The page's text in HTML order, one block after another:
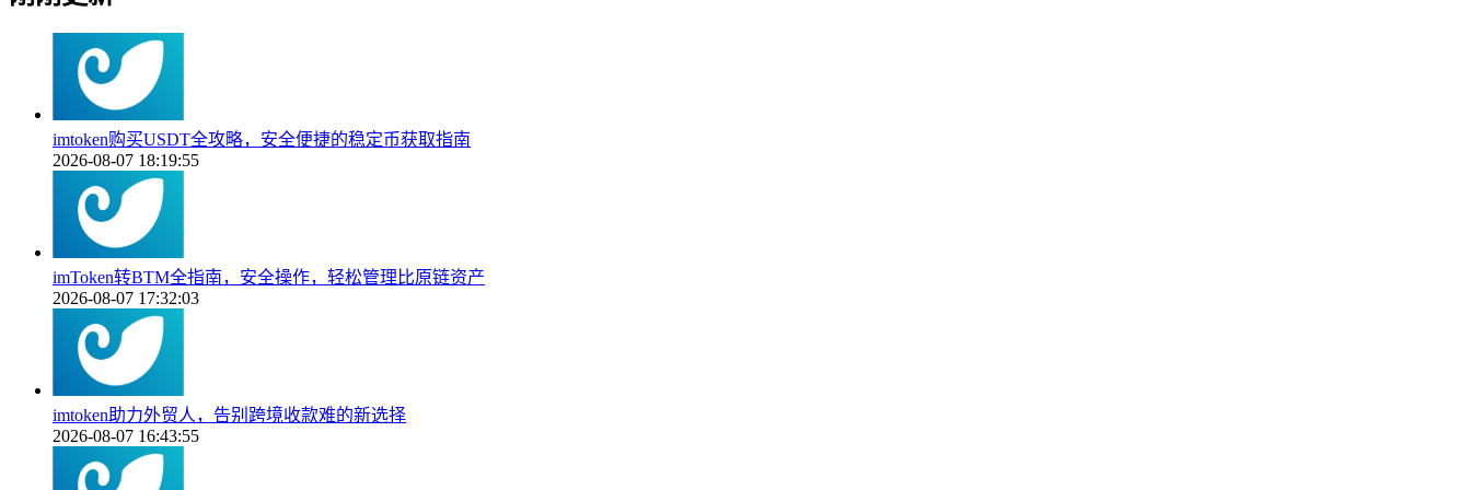
imtoken购买USDT全攻略，安全便捷的稳定币获取指南
2026-08-07 18:19:55
imToken转BTM全指南，安全操作，轻松管理比原链资产
2026-08-07 17:32:03
imtoken助力外贸人，告别跨境收款难的新选择
2026-08-07 16:43:55